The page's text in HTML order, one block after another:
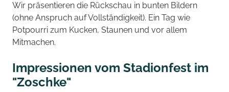
Wir präsentieren die Rückschau in bunten Bildern
(ohne Anspruch auf Vollständigkeit). Ein Tag wie
Potpourri zum Kucken, Staunen und vor allem
Mitmachen.
Impressionen vom Stadionfest im
"Zoschke"